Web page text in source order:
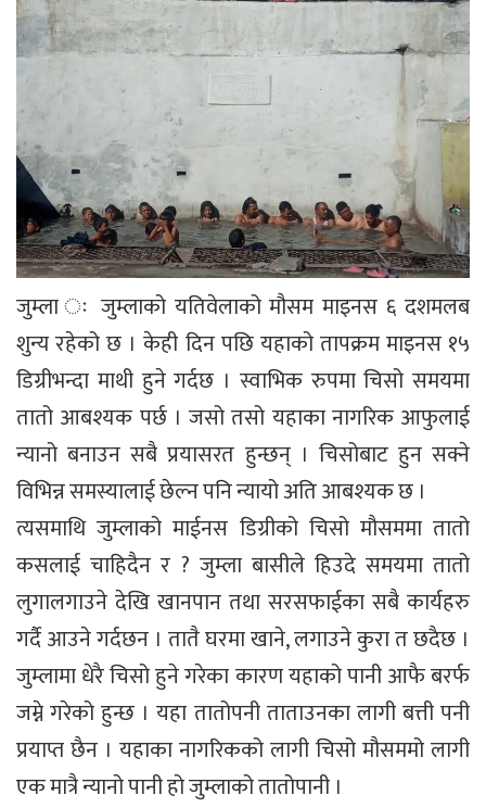
जुम्ला ः जुम्लाको यतिवेलाको मौसम माइनस ६ दशमलब
शुन्य रहेको छ । केही दिन पछि यहाको तापक्रम माइनस १५
डिग्रीभन्दा माथी हुने गर्दछ । स्वाभिक रुपमा चिसो समयमा
तातो आबश्यक पर्छ । जसो तसो यहाका नागरिक आफुलाई
न्यानो बनाउन सबै प्रयासरत हुन्छन् । चिसोबाट हुन सक्ने
विभिन्न समस्यालाई छेल्न पनि न्यायो अति आबश्यक छ ।
त्यसमाथि जुम्लाको माईनस डिग्रीको चिसो मौसममा तातो
कसलाई चाहिदैन र ? जुम्ला बासीले हिउदे समयमा तातो
लुगालगाउने देखि खानपान तथा सरसफाईका सबै कार्यहरु
गर्दै आउने गर्दछन । तातै घरमा खाने, लगाउने कुरा त छदैछ ।
जुम्लामा धेरै चिसो हुने गरेका कारण यहाको पानी आफै बरर्फ
जम्ने गरेको हुन्छ । यहा तातोपनी ताताउनका लागी बत्ती पनी
प्रयाप्त छैन । यहाका नागरिकको लागी चिसो मौसममो लागी
एक मात्रै न्यानो पानी हो जुम्लाको तातोपानी ।